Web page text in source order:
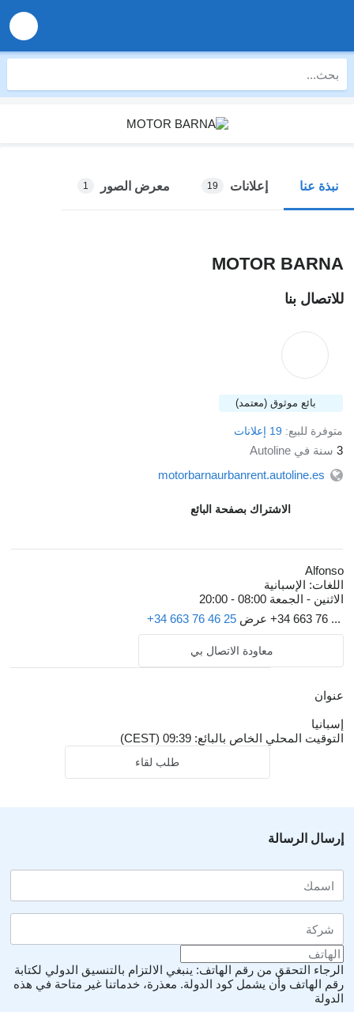
نبذة عنا إعلانات 19 معرض الصور 1
MOTOR BARNA
للاتصال بنا
بائع موثوق (معتمد)
متوفرة للبيع: 19 إعلانات
3 سنة في Autoline
motorbarnaurbanrent.autoline.es
الاشتراك بصفحة البائع
Alfonso
اللغات: الإسبانية
الاثنين - الجمعة 08:00 - 20:00
+34 663 76 ... عرض +34 663 76 46 25
معاودة الاتصال بي
عنوان
إسبانيا
التوقيت المحلي الخاص بالبائع: 09:39 (CEST)
طلب لقاء
إرسال الرسالة
الرجاء التحقق من رقم الهاتف: ينبغي الالتزام بالتنسيق الدولي لكتابة
رقم الهاتف وأن يشمل كود الدولة. معذرة، خدماتنا غير متاحة في هذه
الدولة